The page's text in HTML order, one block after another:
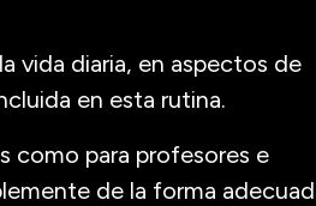
vida diaria, en aspectos de
en esta rutina.
como para profesores e
de la forma